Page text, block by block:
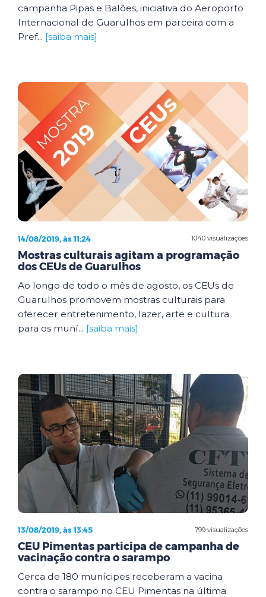
campanha Pipas e Balões, iniciativa do Aeroporto
Internacional de Guarulhos em parceira com a
Pref... [saiba mais]
1040 visualizações
14/08/2019, às 11:24
Mostras culturais agitam a programação
dos CEUs de Guarulhos
Ao longo de todo o mês de agosto, os CEUs de
Guarulhos promovem mostras culturais para
oferecer entretenimento, lazer, arte e cultura
para os muní... [saiba mais]
799 visualizações
13/08/2019, às 13:45
CEU Pimentas participa de campanha de
vacinação contra o sarampo
Cerca de 180 munícipes receberam a vacina
contra o sarampo no CEU Pimentas na última